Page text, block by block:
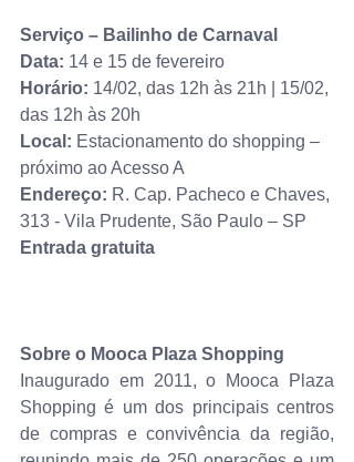
Serviço – Bailinho de Carnaval
Data: 14 e 15 de fevereiro
Horário: 14/02, das 12h às 21h | 15/02,
das 12h às 20h
Local: Estacionamento do shopping –
próximo ao Acesso A
Endereço: R. Cap. Pacheco e Chaves,
313 - Vila Prudente, São Paulo – SP
Entrada gratuita
Sobre o Mooca Plaza Shopping
Inaugurado em 2011, o Mooca Plaza
Shopping é um dos principais centros
de compras e convivência da região,